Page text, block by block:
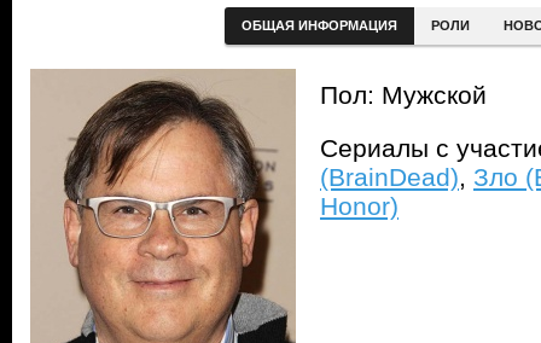
ОБЩАЯ ИНФОРМАЦИЯ РОЛИ
Пол: Мужской
Сериалы с
(BrainDead), Зло
Honor)